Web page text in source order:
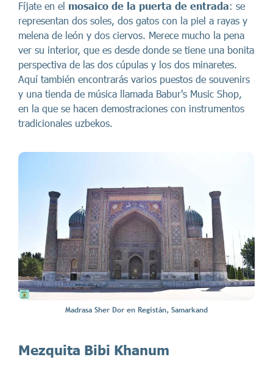
Fíjate en el mosaico de la puerta de entrada: se
representan dos soles, dos gatos con la piel a rayas y
melena de león y dos ciervos. Merece mucho la pena
ver su interior, que es desde donde se tiene una bonita
perspectiva de las dos cúpulas y los dos minaretes.
Aquí también encontrarás varios puestos de souvenirs
y una tienda de música llamada Babur's Music Shop,
en la que se hacen demostraciones con instrumentos
tradicionales uzbekos.
Madrasa Sher Dor en Registán, Samarkand
Mezquita Bibi Khanum